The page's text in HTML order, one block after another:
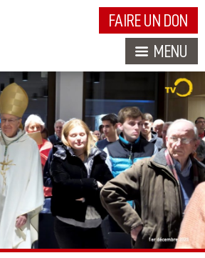
FAIRE UN DON
MENU